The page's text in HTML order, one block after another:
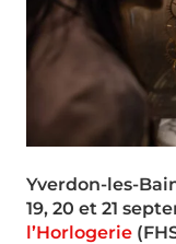
Yverdon-les-
19, 20 et 21
l’Horlogerie